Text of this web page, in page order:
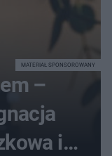
–
i
MATERIAŁ SPONSOROWANY